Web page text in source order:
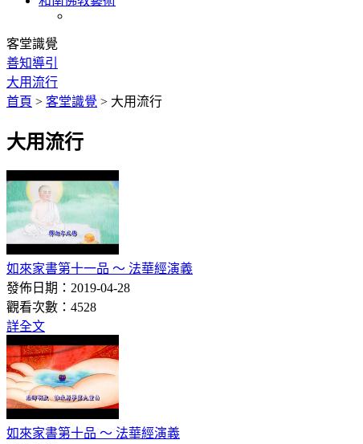
客堂識覺
善知導引
大用流行
首頁 > 客堂識覺 > 大用流行
大用流行
如來家書第十一品 ～ 法華經演義
發佈日期：2019-04-28
觀看次數：4528
詳全文
如來家書第十品 ～ 法華經演義